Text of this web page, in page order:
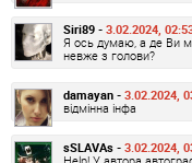
Siri89 - 3.02.2024,
Я ось думаю, а де Ви
невже з голови?
damayan - 3.02.2024,
відмінна інфа
sSLAVAs - 3.02.2024,